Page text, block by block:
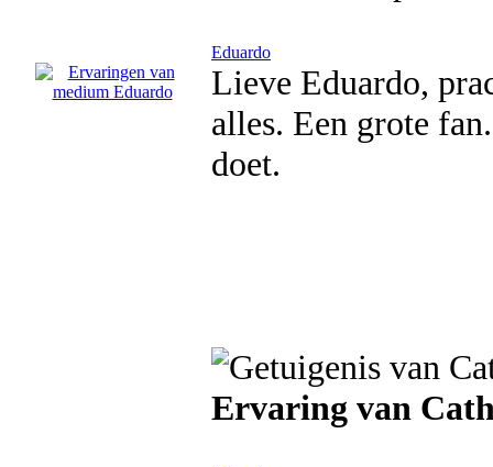
Eduardo
Lieve Eduardo,
alles. Een grote
doet.
Ervaring van